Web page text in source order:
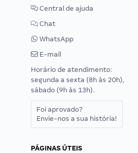
Central de ajuda
Chat
WhatsApp
E-mail
Horário de atendimento:
segunda a sexta (8h às 20h),
sábado (9h às 13h).
Foi aprovado?
Envie-nos a sua história!
PÁGINAS ÚTEIS